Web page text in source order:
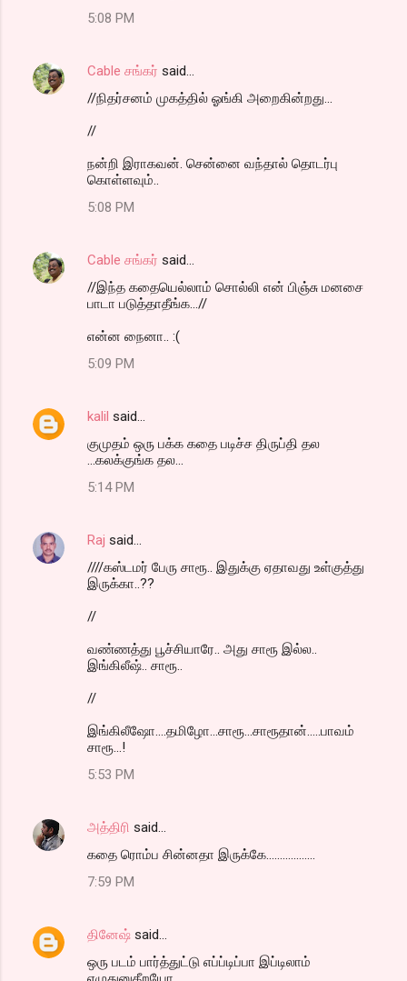
5:08 PM
Cable சங்கர் said…
//நிதர்சனம் முகத்தில் ஓங்கி அறைகின்றது...
//
நன்றி இராகவன். சென்னை வந்தால் தொடர்பு
கொள்ளவும்..
5:08 PM
Cable சங்கர் said…
//இந்த கதையெல்லாம் சொல்லி என் பிஞ்சு மனசை
பாடா படுத்தாதீங்க...//
என்ன நைனா.. :(
5:09 PM
kalil said…
குமுதம் ஒரு பக்க கதை படிச்ச திருப்தி தல
...கலக்குங்க தல...
5:14 PM
Raj said…
////கஸ்டமர் பேரு சாரூ.. இதுக்கு ஏதாவது உள்குத்து
இருக்கா..??
//
வண்ணத்து பூச்சியாரே.. அது சாரூ இல்ல..
இங்கிலீஷ்.. சாரூ..
//
இங்கிலீஷோ....தமிழோ...சாரூ...சாரூதான்.....பாவம்
சாரூ...!
5:53 PM
அத்திரி said…
கதை ரொம்ப சின்னதா இருக்கே..................
7:59 PM
தினேஷ் said…
ஒரு படம் பார்த்துட்டு எப்ப்டிப்பா இப்டிலாம்